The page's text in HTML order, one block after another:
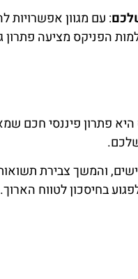
: עם מגוון אפשרויות
הפניקס מציעה פתרון
פתרון פיננסי חכם
והמשך צבירת
בחיסכון לטווח הארוך.